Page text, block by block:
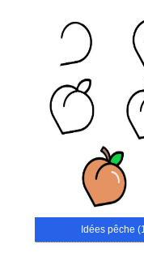
Idées pêche